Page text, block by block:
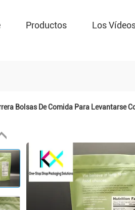
Productos Los
Bolsas De Comida Para Levantarse